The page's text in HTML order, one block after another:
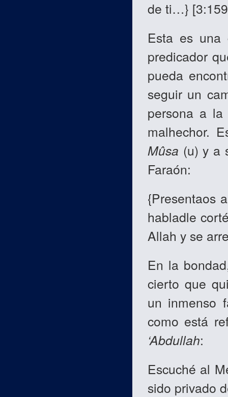
de ti…}
Esta es una
predicador
pueda
seguir un
persona a
malhechor.
Mûsa (u) y a
Faraón:
{Presentaos
habladle
Allah y se
En la
cierto que
un inmenso
como está
‘Abdullah:
Escuché al
sido privado